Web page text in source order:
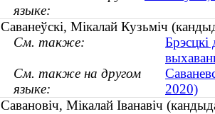
языке:
Саванеўскі, Мікалай Кузьміч
См. также:
Брэсцкі
См. также на другом
языке:
2020)
Савановіч, Мікалай Іванавіч